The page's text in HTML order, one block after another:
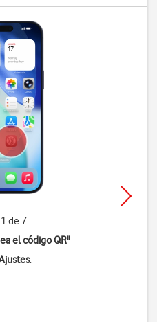
de 7
el código QR"
.